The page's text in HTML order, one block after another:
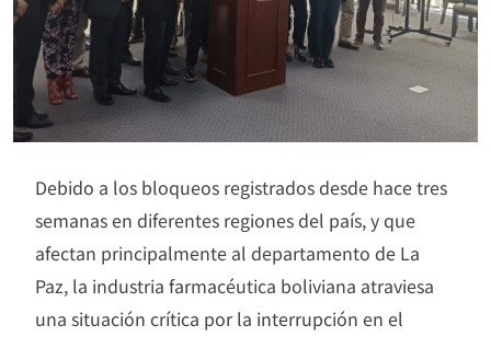
Debido a los bloqueos registrados desde hace tres
semanas en diferentes regiones del país, y que
afectan principalmente al departamento de La
Paz, la industria farmacéutica boliviana atraviesa
una situación crítica por la interrupción en el